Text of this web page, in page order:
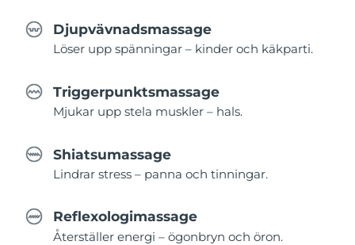
Djupvävnadsmassage
Löser upp spänningar – kinder och käkparti.
Triggerpunktsmassage
Mjukar upp stela muskler – hals.
Shiatsumassage
Lindrar stress – panna och tinningar.
Reflexologimassage
Återställer energi – ögonbryn och öron.